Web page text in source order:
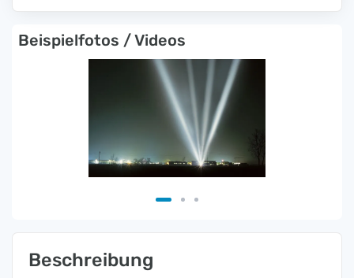
Beispielfotos / Videos
Beschreibung